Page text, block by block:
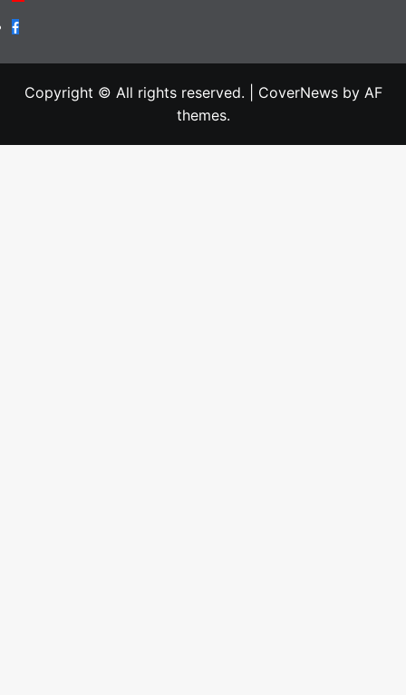
Facebook
Copyright © All rights reserved. CoverNewsby AF
themes.